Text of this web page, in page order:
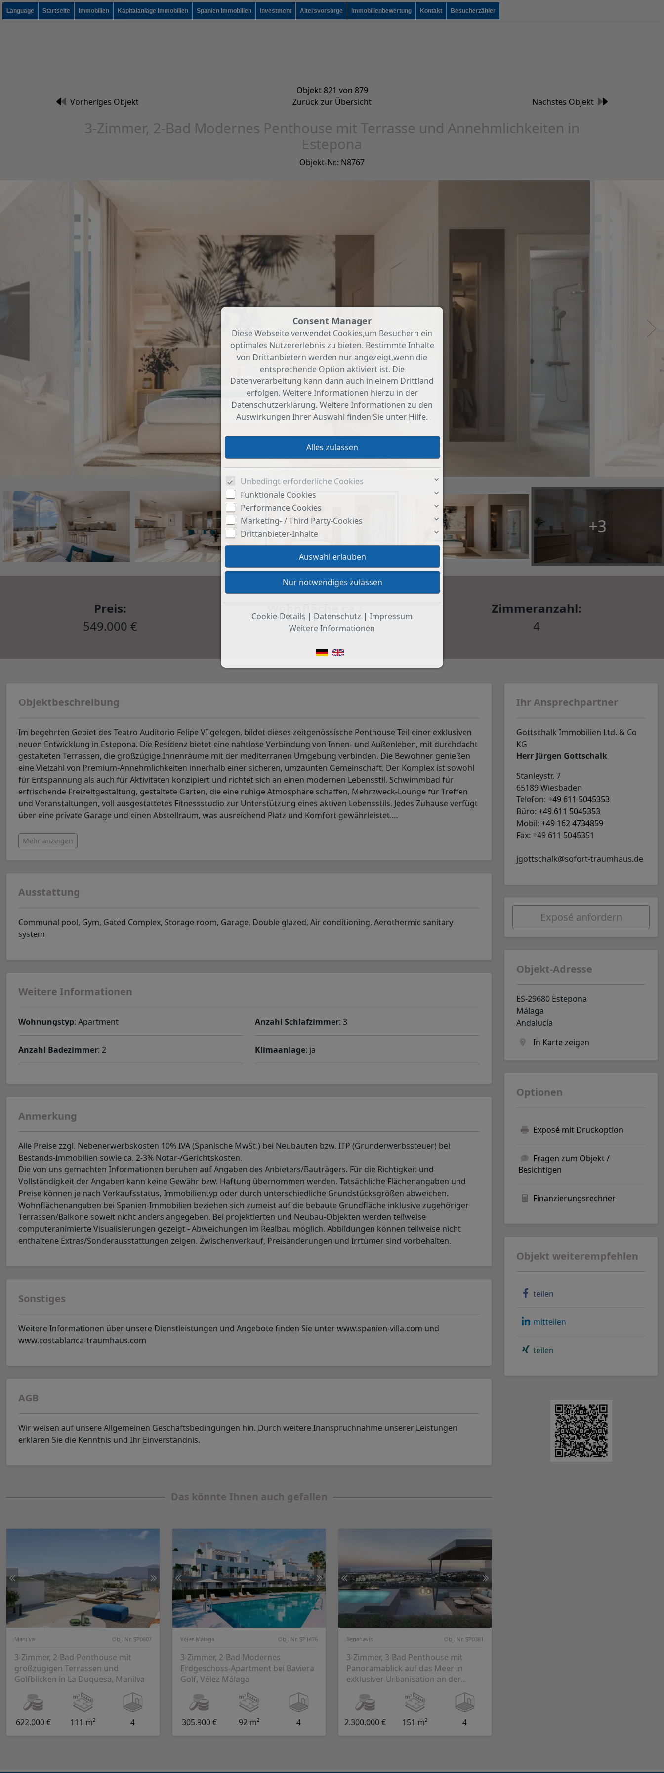
Language Startseite Immobilien Kapitalanlage Immobilien Spanien Immobilien Investment Altersvorsorge Immobilienbewertung Kontakt Besucherzähler
Objekt 821 von 879
Nächstes Objekt
Vorheriges Objekt Zurück zur Übersicht
3-Zimmer, 2-Bad Modernes Penthouse mit Terrasse und Annehmlichkeiten in
Estepona
Objekt-Nr.: N8767
+3
Preis:
549.000 €
Wohnfläche ca.:
103 m²
Zimmeranzahl:
4
Objektbeschreibung
Im begehrten Gebiet des Teatro Auditorio Felipe VI gelegen, bildet dieses zeitgenössische Penthouse Teil einer exklusiven
neuen Entwicklung in Estepona. Die Residenz bietet eine nahtlose Verbindung von Innen- und Außenleben, mit durchdacht
gestalteten Terrassen, die großzügige Innenräume mit der mediterranen Umgebung verbinden. Die Bewohner genießen
eine Vielzahl von Premium-Annehmlichkeiten innerhalb einer sicheren, umzäunten Gemeinschaft. Der Komplex ist sowohl
für Entspannung als auch für Aktivitäten konzipiert und richtet sich an einen modernen Lebensstil. Schwimmbad für
erfrischende Freizeitgestaltung, gestaltete Gärten, die eine ruhige Atmosphäre schaffen, Mehrzweck-Lounge für Treffen
und Veranstaltungen, voll ausgestattetes Fitnessstudio zur Unterstützung eines aktiven Lebensstils. Jedes Zuhause verfügt
über eine private Garage und einen Abstellraum, was ausreichend Platz und Komfort gewährleistet.…
Mehr anzeigen
Ausstattung
Communal pool, Gym, Gated Complex, Storage room, Garage, Double glazed, Air conditioning, Aerothermic sanitary
system
Weitere Informationen
Wohnungstyp: Apartment Anzahl Schlafzimmer: 3
Anzahl Badezimmer: 2 Klimaanlage: ja
Anmerkung
Alle Preise zzgl. Nebenerwerbskosten 10% IVA (Spanische MwSt.) bei Neubauten bzw. ITP (Grunderwerbssteuer) bei
Bestands-Immobilien sowie ca. 2-3% Notar-/Gerichtskosten.
Die von uns gemachten Informationen beruhen auf Angaben des Anbieters/Bauträgers. Für die Richtigkeit und
Vollständigkeit der Angaben kann keine Gewähr bzw. Haftung übernommen werden. Tatsächliche Flächenangaben und
Preise können je nach Verkaufsstatus, Immobilientyp oder durch unterschiedliche Grundstücksgrößen abweichen.
Wohnflächenangaben bei Spanien-Immobilien beziehen sich zumeist auf die bebaute Grundfläche inklusive zugehöriger
Terrassen/Balkone soweit nicht anders angegeben. Bei projektierten und Neubau-Objekten werden teilweise
computeranimierte Visualisierungen gezeigt - Abweichungen im Realbau möglich. Abbildungen können teilweise nicht
enthaltene Extras/Sonderausstattungen zeigen. Zwischenverkauf, Preisänderungen und Irrtümer sind vorbehalten.
Sonstiges
Weitere Informationen über unsere Dienstleistungen und Angebote finden Sie unter www.spanien-villa.com und
www.costablanca-traumhaus.com
AGB
Wir weisen auf unsere Allgemeinen Geschäftsbedingungen hin. Durch weitere Inanspruchnahme unserer Leistungen
erklären Sie die Kenntnis und Ihr Einverständnis.
Das könnte Ihnen auch gefallen
Manilva Obj. Nr. SP0607
3-Zimmer, 2-Bad-Penthouse mit
großzügigen Terrassen und
Golfblicken in La Duquesa, Manilva
622.000 € 111 m² 4
Vélez-Málaga Obj. Nr. SP1476
3-Zimmer, 2-Bad Modernes
Erdgeschoss-Apartment bei Baviera
Golf, Vélez Málaga
305.900 € 92 m² 4
Benahavís Obj. Nr. SP0381
3-Zimmer, 3-Bad Penthouse mit
Panoramablick auf das Meer in
exklusiver Urbanisation an der
2.300.000 € 151 m² 4
Ihr Ansprechpartner
Gottschalk Immobilien Ltd. & Co
KG
Herr Jürgen Gottschalk
Stanleystr. 7
65189 Wiesbaden
Telefon: +49 611 5045353
Büro: +49 611 5045353
Mobil: +49 162 4734859
Fax: +49 611 5045351
jgottschalk@sofort-traumhaus.de
Exposé anfordern
Objekt-Adresse
ES-29680 Estepona
Málaga
Andalucía
In Karte zeigen
Optionen
Exposé mit Druckoption
Fragen zum Objekt /
Besichtigen
Finanzierungsrechner
Objekt weiterempfehlen
teilen
mitteilen
teilen
Consent Manager
Diese Webseite verwendet Cookies,um Besuchern ein
optimales Nutzererlebnis zu bieten. Bestimmte Inhalte
von Drittanbietern werden nur angezeigt,wenn die
entsprechende Option aktiviert ist. Die
Datenverarbeitung kann dann auch in einem Drittland
erfolgen. Weitere Informationen hierzu in der
Datenschutzerklärung. Weitere Informationen zu den
Auswirkungen Ihrer Auswahl finden Sie unter Hilfe.
Unbedingt erforderliche Cookies
Funktionale Cookies
Performance Cookies
Marketing- / Third Party-Cookies
Drittanbieter-Inhalte
Cookie-Details | Datenschutz | Impressum
Weitere Informationen
Consent Manager
Um fortfahren zu können,müssen Sie eine
Bedeutung.
Alles zulassen:
Arten zugelassen die Sie in den Checkboxen
Nur notwendiges zulassen:
zugelassen und keine Drittanbieter-Inhalte.
Sie können Ihre Cookie-Einstellung jederzeit hier
zurück